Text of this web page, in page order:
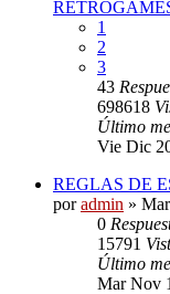
1
2
3
43
698618
Último
Vie Dic
REGLAS DE
poradmin »
0
15791
Último
Mar Nov